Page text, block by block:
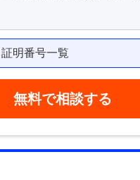
明番号一覧
無料で相談する